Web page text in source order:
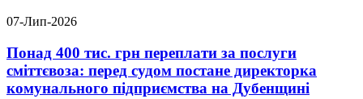
07-Лип-2026
Понад 400 тис. грн переплати за послуги
сміттєвоза: перед судом постане директорка
комунального підприємства на Дубенщині